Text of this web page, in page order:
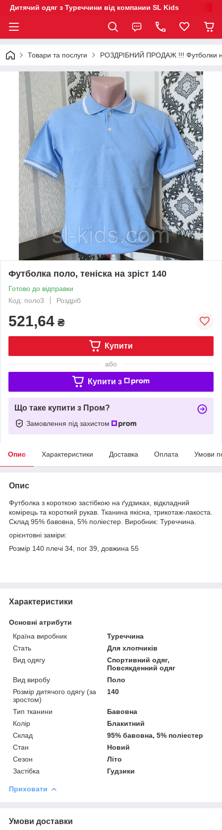
Дитячий одяг з Туреччини від компании SL Kids
Товари та послуги РОЗДРІБНИЙ ПРОДАЖ !!! Футболки на
Футболка поло, теніска на зріст 140
Готово до відправки
Код: поло3
Роздріб
521,64 ₴
Купити
або
Купити з
Що таке купити з Пром?
Замовлення під захистом
Опис Характеристики Доставка Оплата Умови
Опис
Футболка з короткою застібкою на ґудзиках, відкладний
комірець та короткий рукав. Тканина якісна, трикотаж-лакоста.
Склад 95% бавовна, 5% поліестер. Виробник: Туреччина.
орієнтовні заміри:
Розмір 140 плечі 34, пог 39, довжина 55
Характеристики
Основні атрибути
Країна виробник
Туреччина
Стать
Для хлопчиків
Вид одягу
Спортивний одяг,
Повсякденний одяг
Вид виробу
Поло
Розмір дитячого одягу (за
зростом)
140
Тип тканини
Бавовна
Колір
Блакитний
Склад
95% бавовна, 5% поліестер
Стан
Новий
Сезон
Літо
Застібка
Гудзики
Приховати
Умови доставки